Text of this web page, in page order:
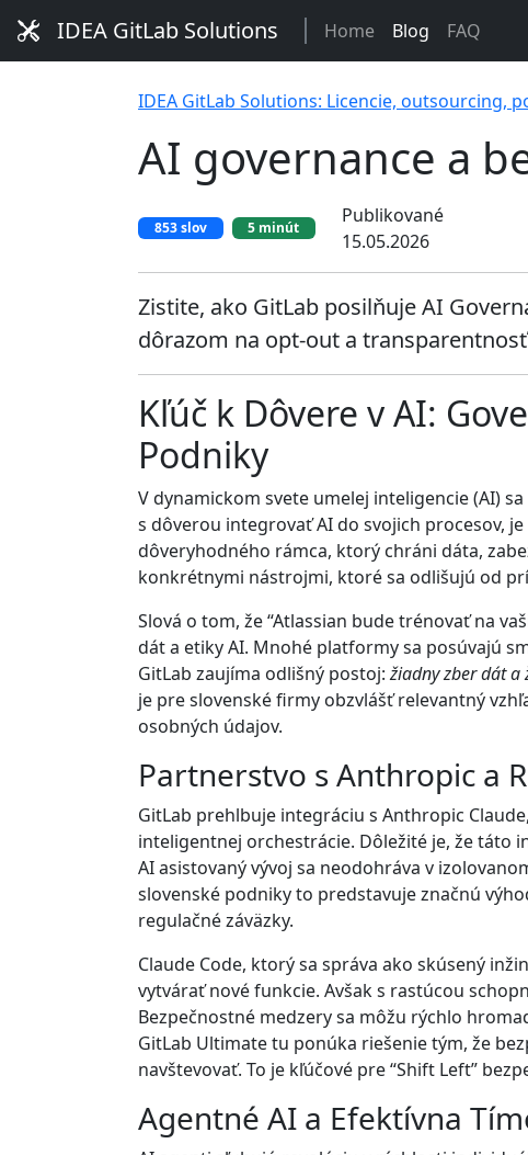
IDEA GitLab Solutions Home Blog FAQ
IDEA GitLab Solutions: Licencie, outsourcing,
AI governance a
853 slov 5 minút
Publikované
15.05.2026
Zistite, ako GitLab posilňuje AI
dôrazom na opt-out a
Kľúč k Dôvere v AI:
Podniky
V dynamickom svete umelej inteligencie (AI)
s dôverou integrovať AI do svojich procesov,
dôveryhodného rámca, ktorý chráni dáta,
konkrétnymi nástrojmi, ktoré sa odlišujú od
Slová o tom, že “Atlassian bude trénovať na
dát a etiky AI. Mnohé platformy sa posúvajú
GitLab zaujíma odlišný postoj:žiadny zber dát a
je pre slovenské firmy obzvlášť relevantný
osobných údajov.
Partnerstvo s Anthropic a
GitLab prehlbuje integráciu s Anthropic
inteligentnej orchestrácie. Dôležité je, že táto
AI asistovaný vývoj sa neodohráva v
slovenské podniky to predstavuje značnú
regulačné záväzky.
Claude Code, ktorý sa správa ako skúsený
vytvárať nové funkcie. Avšak s rastúcou
Bezpečnostné medzery sa môžu rýchlo
GitLab Ultimate tu ponúka riešenie tým, že
navštevovať. To je kľúčové pre “Shift Left”
Agentné AI a Efektívna